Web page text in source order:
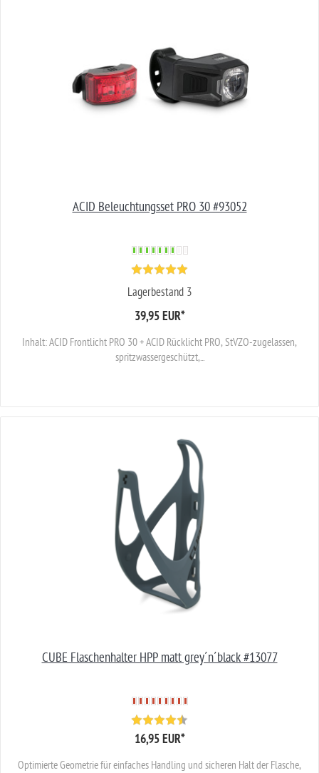
ACID Beleuchtungsset PRO 30 #93052
Lagerbestand 3
39,95 EUR*
Inhalt: ACID Frontlicht PRO 30 + ACID Rücklicht PRO, StVZO-zugelassen,
spritzwassergeschützt,...
CUBE Flaschenhalter HPP matt grey´n´black #13077
16,95 EUR*
Optimierte Geometrie für einfaches Handling und sicheren Halt der Flasche,